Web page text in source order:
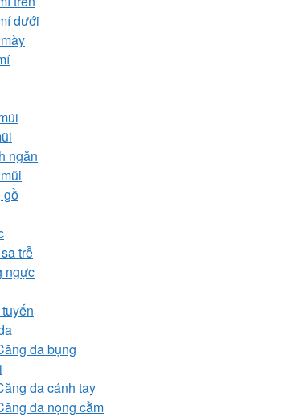
dưới
ngăn
gồ
trễ
ngực
da bụng
da cánh tay
da nọng cằm